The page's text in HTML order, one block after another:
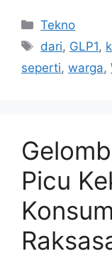
Kategori
Tekno
Tag
dari, GLP1,
seperti, warga,
Picu